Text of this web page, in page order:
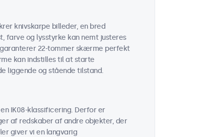
knivskarpe billeder, en bred
farve og lysstyrke kan nemt justeres
22-tommer skærme perfekt
kan indstilles til at starte
liggende og stående tilstand.
IK08-klassificering. Derfor er
af redskaber af andre objekter, der
giver vi en langvarig